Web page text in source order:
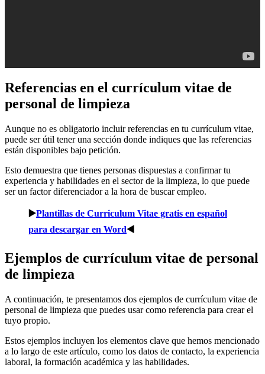
Referencias en el currículum vitae de
personal de limpieza
Aunque no es obligatorio incluir referencias en tu currículum vitae,
puede ser útil tener una sección donde indiques que las referencias
están disponibles bajo petición.
Esto demuestra que tienes personas dispuestas a confirmar tu
experiencia y habilidades en el sector de la limpieza, lo que puede
ser un factor diferenciador a la hora de buscar empleo.
▶️Plantillas de Curriculum Vitae gratis en español
para descargar en Word◀️
Ejemplos de currículum vitae de personal
de limpieza
A continuación, te presentamos dos ejemplos de currículum vitae de
personal de limpieza que puedes usar como referencia para crear el
tuyo propio.
Estos ejemplos incluyen los elementos clave que hemos mencionado
a lo largo de este artículo, como los datos de contacto, la experiencia
laboral, la formación académica y las habilidades.